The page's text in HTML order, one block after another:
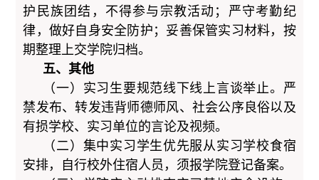
护民族团结，不得参与宗教活动；严守考勤纪
律，做好自身安全防护；妥善保管实习材料，按
期整理上交学院归档。
五、其他
（一）实习生要规范线下线上言谈举止。严
禁发布、转发违背师德师风、社会公序良俗以及
有损学校、实习单位的言论及视频。
（二）集中实习学生优先服从实习学校食宿
安排，自行校外住宿人员，须报学院登记备案。